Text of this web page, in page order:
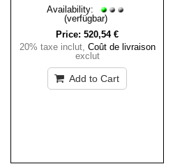
Availability:
(verfügbar)
Price: 520,54 €
20% taxe inclut, Coût de livraison
exclut
Add to Cart